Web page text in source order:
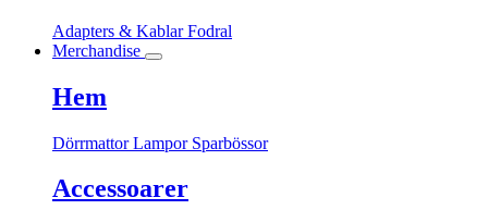
Adapters & KablarFodral
Merchandise
Hem
DörrmattorLampor Sparbössor
Accessoarer